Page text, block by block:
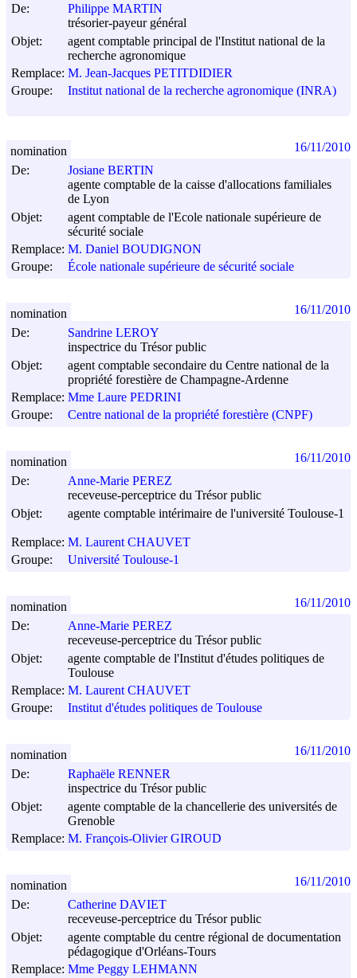
De:
Philippe MARTIN
trésorier-payeur général
Objet:
agent comptable principal de l'Institut national de la
recherche agronomique
Remplace: M. Jean-Jacques PETITDIDIER
Groupe:
Institut national de la recherche agronomique (INRA)
De:
Josiane BERTIN
agente comptable de la caisse d'allocations familiales
de Lyon
Objet:
agent comptable de l'Ecole nationale supérieure de
sécurité sociale
Remplace: M. Daniel BOUDIGNON
Groupe:
École nationale supérieure de sécurité sociale
nomination 16/11/2010
De:
Sandrine LEROY
inspectrice du Trésor public
Objet:
agent comptable secondaire du Centre national de la
propriété forestière de Champagne-Ardenne
Remplace: Mme Laure PEDRINI
Groupe:
Centre national de la propriété forestière (CNPF)
nomination 16/11/2010
De:
Anne-Marie PEREZ
receveuse-perceptrice du Trésor public
Objet:
agente comptable intérimaire de l'université Toulouse-1
Remplace: M. Laurent CHAUVET
Groupe:
Université Toulouse-1
nomination 16/11/2010
De:
Anne-Marie PEREZ
receveuse-perceptrice du Trésor public
Objet:
agente comptable de l'Institut d'études politiques de
Toulouse
Remplace: M. Laurent CHAUVET
Groupe:
Institut d'études politiques de Toulouse
nomination 16/11/2010
De:
Raphaële RENNER
inspectrice du Trésor public
Objet:
agente comptable de la chancellerie des universités de
Grenoble
Remplace: M. François-Olivier GIROUD
nomination 16/11/2010
De:
Catherine DAVIET
receveuse-perceptrice du Trésor public
Objet:
agente comptable du centre régional de documentation
pédagogique d'Orléans-Tours
Remplace: Mme Peggy LEHMANN
nomination 16/11/2010